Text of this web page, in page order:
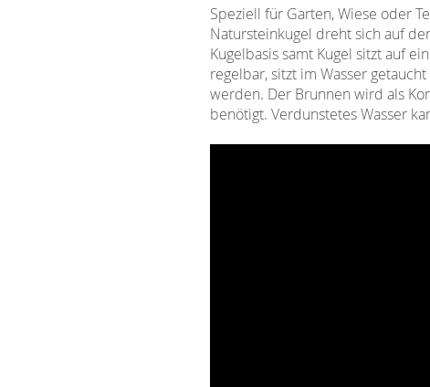
Speziell für Garten, Wiese oder
Natursteinkugel dreht sich auf
Kugelbasis samt Kugel sitzt auf
regelbar, sitzt im Wasser
werden. Der Brunnen wird als
benötigt. Verdunstetes Wasser